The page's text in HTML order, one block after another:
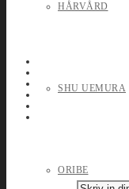
HÅRVÅRD
SHU UEMURA
ORIBE